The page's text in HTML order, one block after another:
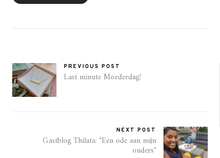
PREVIOUS POST
Last minute Moederdag!
NEXT POST
Gastblog Thilata: "Een ode aan mijn
ouders"